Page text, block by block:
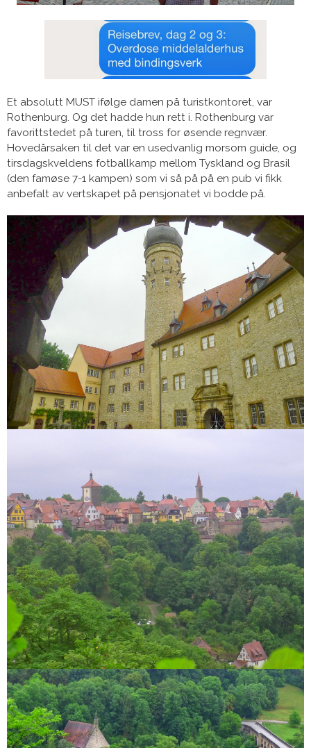
Et absolutt MUST ifølge damen på turistkontoret, var
Rothenburg. Og det hadde hun rett i. Rothenburg var
favorittstedet på turen, til tross for øsende regnvær.
Hovedårsaken til det var en usedvanlig morsom guide, og
tirsdagskveldens fotballkamp mellom Tyskland og Brasil
(den famøse 7-1 kampen) som vi så på på en pub vi fikk
anbefalt av vertskapet på pensjonatet vi bodde på.